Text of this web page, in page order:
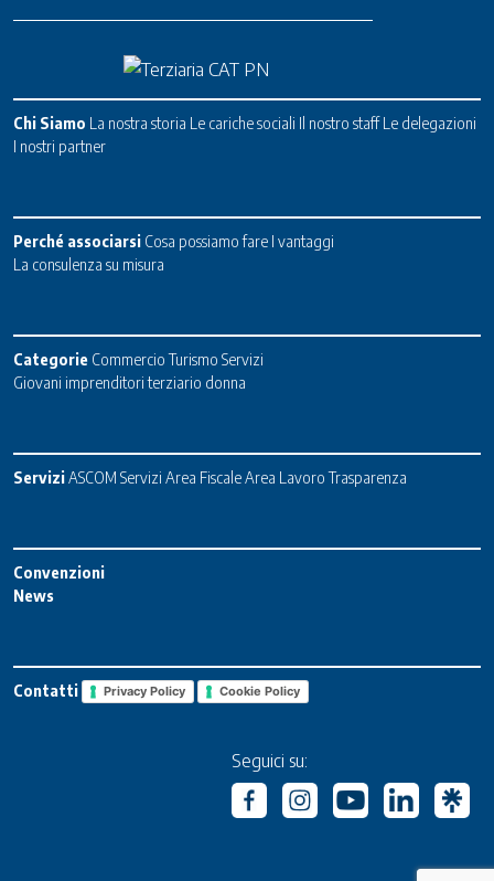
Chi Siamo La nostra storia Le cariche sociali Il nostro staff Le delegazioni
I nostri partner
Perché associarsi Cosa possiamo fare I vantaggi
La consulenza su misura
Categorie Commercio Turismo Servizi
Giovani imprenditori terziario donna
ServiziASCOM Servizi Area FiscaleArea Lavoro Trasparenza
Convenzioni
News
Contatti Privacy Policy Cookie Policy
Seguici su: